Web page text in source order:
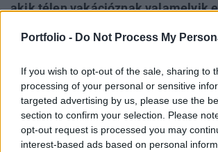
Portfolio - Do Not Process My
If you wish to opt-out of the sale, sharing to
processing of your personal or sensitive
targeted advertising by us, please use the
section to confirm your selection. Please
opt-out request is processed you may
interest-based ads based on personal
akik télen vakációznak valamelyik
milliomosok kiváltsága. A
vagy Florida.
Évről évre egyre többet utaznak a
támasztják alá a KSH adatai. A
kiadványból kiderül, hogy a magyarok